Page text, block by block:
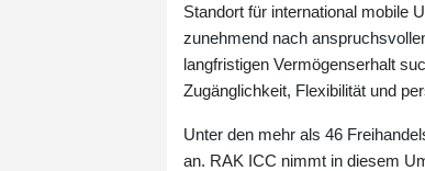
Standort für international mobile
zunehmend nach
langfristigen Vermögenserhalt
Zugänglichkeit, Flexibilität und
Unter den mehr als 46
an. RAK ICC nimmt in diesem